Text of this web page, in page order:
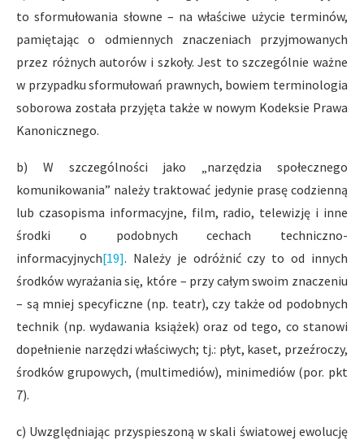
to sformułowania słowne – na właściwe użycie terminów,
pamiętając o odmiennych znaczeniach przyjmowanych
przez różnych autorów i szkoły. Jest to szczególnie ważne
w przypadku sformułowań prawnych, bowiem terminologia
soborowa została przyjęta także w nowym Kodeksie Prawa
Kanonicznego.
b) W szczególności jako „narzędzia społecznego
komunikowania” należy traktować jedynie prasę codzienną
lub czasopisma informacyjne, film, radio, telewizję i inne
środki o podobnych cechach techniczno-
informacyjnych[19]. Należy je odróżnić czy to od innych
środków wyrażania się, które – przy całym swoim znaczeniu
– są mniej specyficzne (np. teatr), czy także od podobnych
technik (np. wydawania książek) oraz od tego, co stanowi
dopełnienie narzędzi właściwych; tj.: płyt, kaset, przeźroczy,
środków grupowych, (multimediów), minimediów (por. pkt
7).
c) Uwzględniając przyspieszoną w skali światowej ewolucję